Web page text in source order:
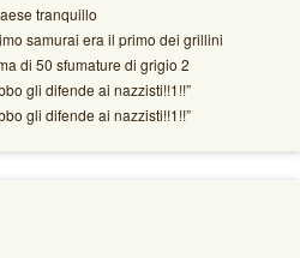
tranquillo
samurai era il primo dei grillini
di 50 sfumature di grigio 2
gli difende ai nazzisti!!1!!”
gli difende ai nazzisti!!1!!”